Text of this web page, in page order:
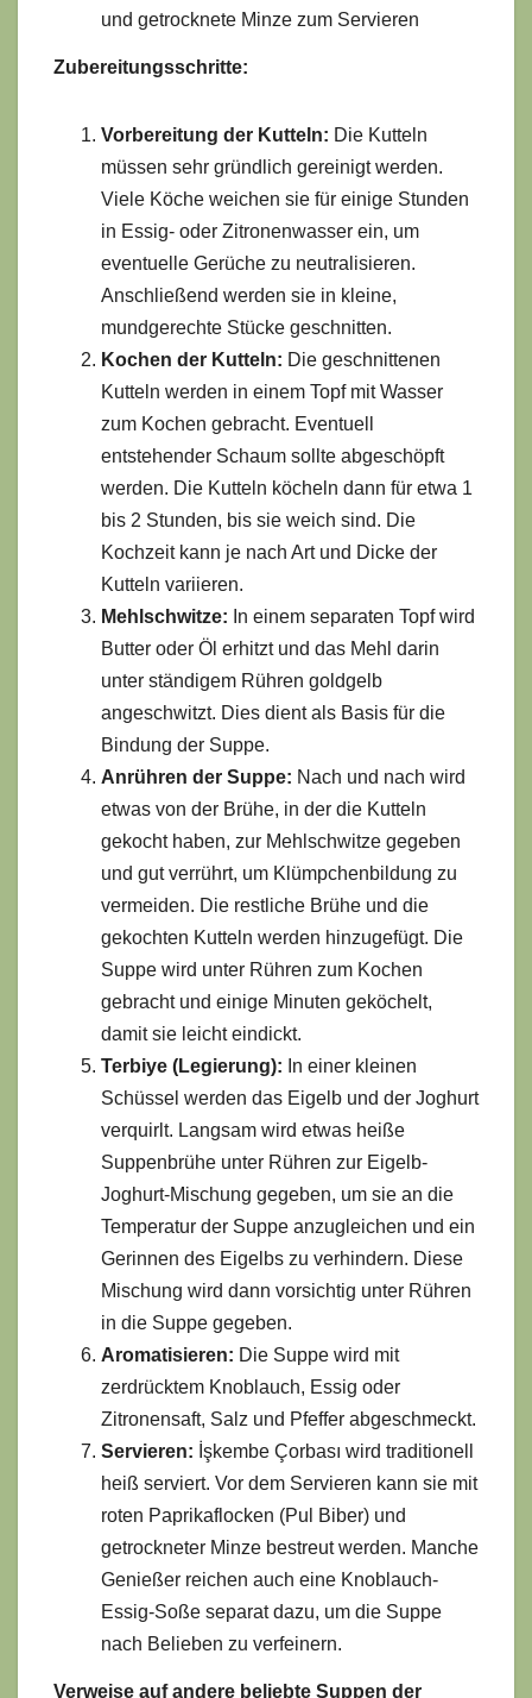
und getrocknete Minze zum Servieren
Zubereitungsschritte:
Vorbereitung der Kutteln: Die Kutteln
müssen sehr gründlich gereinigt werden.
Viele Köche weichen sie für einige Stunden
in Essig- oder Zitronenwasser ein, um
eventuelle Gerüche zu neutralisieren.
Anschließend werden sie in kleine,
mundgerechte Stücke geschnitten.
Kochen der Kutteln: Die geschnittenen
Kutteln werden in einem Topf mit Wasser
zum Kochen gebracht. Eventuell
entstehender Schaum sollte abgeschöpft
werden. Die Kutteln köcheln dann für etwa 1
bis 2 Stunden, bis sie weich sind. Die
Kochzeit kann je nach Art und Dicke der
Kutteln variieren.
Mehlschwitze: In einem separaten Topf wird
Butter oder Öl erhitzt und das Mehl darin
unter ständigem Rühren goldgelb
angeschwitzt. Dies dient als Basis für die
Bindung der Suppe.
Anrühren der Suppe: Nach und nach wird
etwas von der Brühe, in der die Kutteln
gekocht haben, zur Mehlschwitze gegeben
und gut verrührt, um Klümpchenbildung zu
vermeiden. Die restliche Brühe und die
gekochten Kutteln werden hinzugefügt. Die
Suppe wird unter Rühren zum Kochen
gebracht und einige Minuten geköchelt,
damit sie leicht eindickt.
Terbiye (Legierung): In einer kleinen
Schüssel werden das Eigelb und der Joghurt
verquirlt. Langsam wird etwas heiße
Suppenbrühe unter Rühren zur Eigelb-
Joghurt-Mischung gegeben, um sie an die
Temperatur der Suppe anzugleichen und ein
Gerinnen des Eigelbs zu verhindern. Diese
Mischung wird dann vorsichtig unter Rühren
in die Suppe gegeben.
Aromatisieren: Die Suppe wird mit
zerdrücktem Knoblauch, Essig oder
Zitronensaft, Salz und Pfeffer abgeschmeckt.
Servieren: İşkembe Çorbası wird traditionell
heiß serviert. Vor dem Servieren kann sie mit
roten Paprikaflocken (Pul Biber) und
getrockneter Minze bestreut werden. Manche
Genießer reichen auch eine Knoblauch-
Essig-Soße separat dazu, um die Suppe
nach Belieben zu verfeinern.
Verweise auf andere beliebte Suppen der